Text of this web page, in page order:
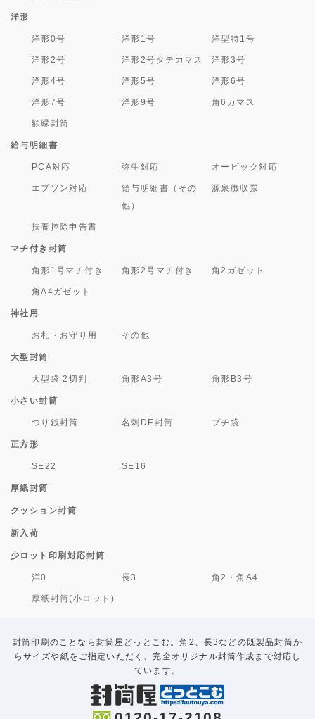
洋形
洋形0号 洋形1号 洋型特1号
洋形2号 洋形2号タテカマス 洋形3号
洋形4号 洋形5号 洋形6号
洋形7号 洋形9号 角6カマス
額縁封筒
給与明細書
PCA対応 弥生対応 オービック対応
エプソン対応
給与明細書（その
他）
源泉徴収票
扶養控除申告書
マチ付き封筒
角形1号マチ付き 角形2号マチ付き 角2ガゼット
角A4ガゼット
神社用
お札・お守り用 その他
大型封筒
大型袋 2切判 角形A3号 角形B3号
小さい封筒
つり銭封筒 名刺DE封筒 プチ袋
正方形
SE22 SE16
厚紙封筒
クッション封筒
新入荷
少ロット印刷対応封筒
洋0 長3 角2・角A4
厚紙封筒(小ロット)
封筒印刷のことなら封筒屋どっとこむ。角2、長3などの既製品封筒か
らサイズや紙をご指定いただく、完全オリジナル封筒作成まで対応し
ています。